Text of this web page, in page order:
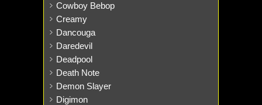
Cowboy Bebop
Creamy
Dancouga
Daredevil
Deadpool
Death Note
Demon Slayer
Digimon